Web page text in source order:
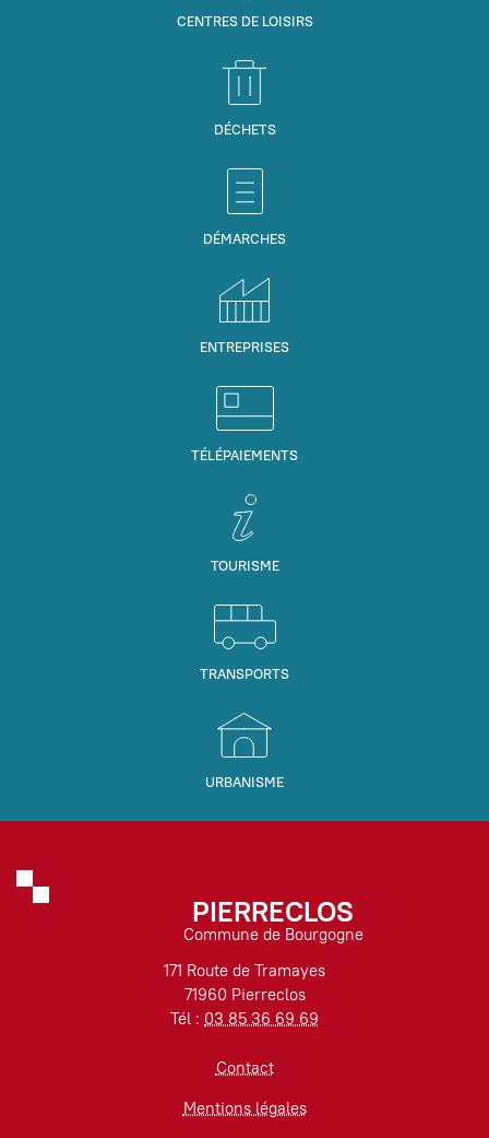
CENTRES DE LOISIRS
DÉCHETS
DÉMARCHES
ENTREPRISES
TÉLÉPAIEMENTS
TOURISME
TRANSPORTS
URBANISME
PIERRECLOS
Commune de Bourgogne
171 Route de Tramayes
71960 Pierreclos
Tél : 03 85 36 69 69
Contact
Mentions légales